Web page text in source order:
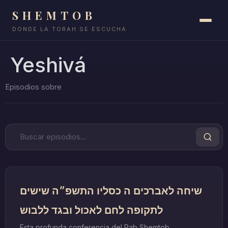
SHEMTOB
DONDE LA TORAH SE ESCUCHA
Yeshivá
שיחה לאברכים ה כסליו התשפ״ה שישים
לתקופה לחם לאכול ובגד ללבוש